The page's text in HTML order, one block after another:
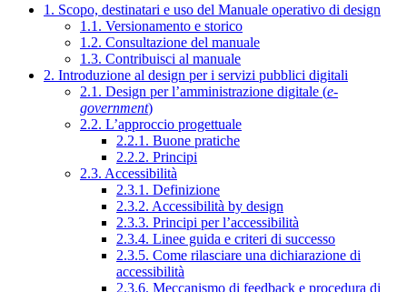
1. Scopo, destinatari e uso del Manuale operativo di design
1.1. Versionamento e storico
1.2. Consultazione del manuale
1.3. Contribuisci al manuale
2. Introduzione al design per i servizi pubblici digitali
2.1. Design per l’amministrazione digitale (e-
government)
2.2. L’approccio progettuale
2.2.1. Buone pratiche
2.2.2. Principi
2.3. Accessibilità
2.3.1. Definizione
2.3.2. Accessibilità by design
2.3.3. Principi per l’accessibilità
2.3.4. Linee guida e criteri di successo
2.3.5. Come rilasciare una dichiarazione di
accessibilità
2.3.6. Meccanismo di feedback e procedura di